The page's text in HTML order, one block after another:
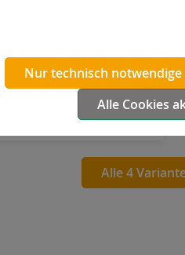
Details
Alle 4
Nur technisch notwendige
Alle Cookies